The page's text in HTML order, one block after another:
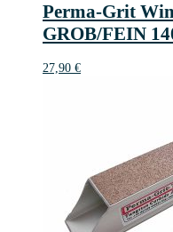
Perma-Grit
GROB/FEIN
27,90 €